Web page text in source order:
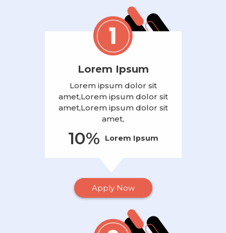
Lorem Ipsum
Lorem ipsum dolor sit
amet,Lorem ipsum dolor sit
amet,Lorem ipsum dolor sit
amet,
10% Lorem Ipsum
Apply Now